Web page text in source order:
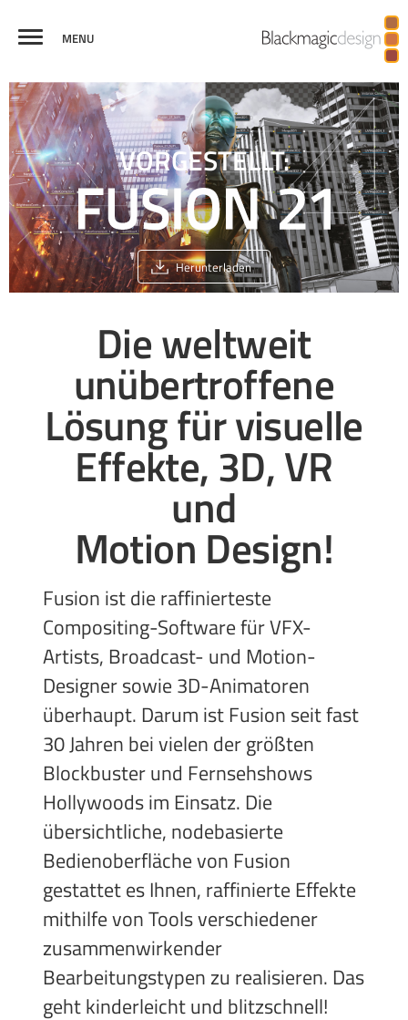
MENU
FUSIONVISUELLE
EFFEKTE
VIRTUAL
REALITY
UND 3D
BROADCASTGRAFIKEN PRODUKTIONENVERGLEICH
VORGESTELLT:
Herunterladen
Die weltweit
unübertroffene
Lösung für visuelle
Effekte, 3D, VR
und
Motion Design!
Fusion ist die raffinierteste
Compositing-Software für VFX-
Artists, Broadcast- und Motion-
Designer sowie 3D-Animatoren
überhaupt. Darum ist Fusion seit fast
30 Jahren bei vielen der größten
Blockbuster und Fernsehshows
Hollywoods im Einsatz. Die
übersichtliche, nodebasierte
Bedienoberfläche von Fusion
gestattet es Ihnen, raffinierte Effekte
mithilfe von Tools verschiedener
zusammenwirkender
Bearbeitungstypen zu realisieren. Das
geht kinderleicht und blitzschnell!